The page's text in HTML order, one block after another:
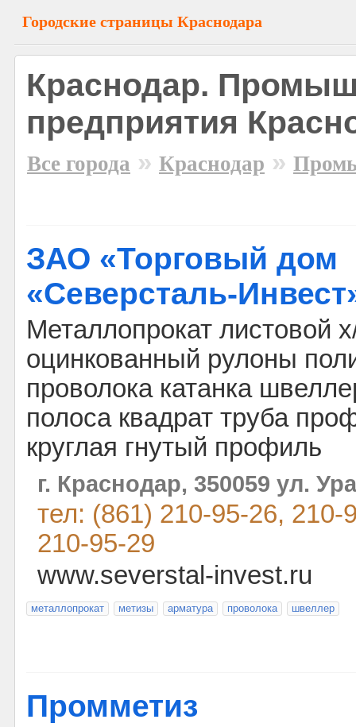
Городские страницы Краснодара
Краснодар.
предприятия
Все города » Краснодар »
ЗАО «Торговый дом
«Северсталь-
Металлопрокат листовой
оцинкованный рулоны
проволока катанка
полоса квадрат труба
круглая гнутый профиль
г. Краснодар, 350059 ул.
тел: (861) 210-95-26, 210-
210-95-29
www.severstal-invest.ru
металлопрокат метизы арматура проволока швеллер
Промметиз